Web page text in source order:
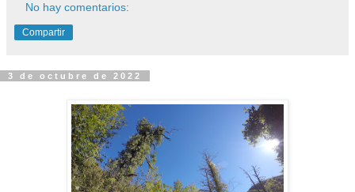
No hay comentarios:
Compartir
3 de octubre de 2022